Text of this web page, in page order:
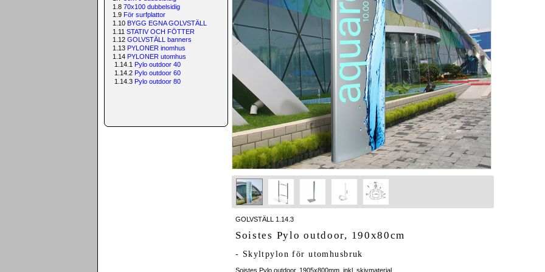
1.870x100 dubbelsidig
1.9 För surfplattor
1.10 BYGG EGNA GOLVSTÄLL
1.11STATIV OCH FÖTTER
1.12GOLVSTÄLL banners
1.13 PYLONER inomhus
1.14 PYLONER utomhus
1.14.1
Pylo outdoor 40
1.14.2 Pylo outdoor 60
1.14.3 Pylo outdoor 80
GOLVSTÄLL 1.14.3
Soistes Pylo outdoor, 190x80cm
- Skyltpylon för utomhusbruk
Soistes Pylo outdoor, 1905x800mm, inkl. skivmaterial.